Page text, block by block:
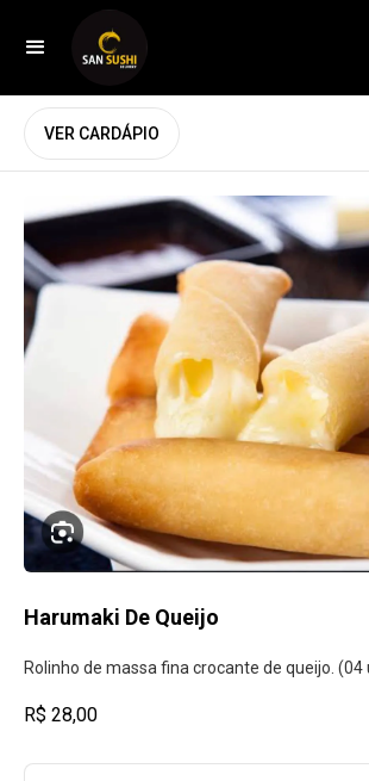
VER CARDÁPIO
Harumaki De Queijo
Rolinho de massa fina crocante de queijo. (04
R$ 28,00